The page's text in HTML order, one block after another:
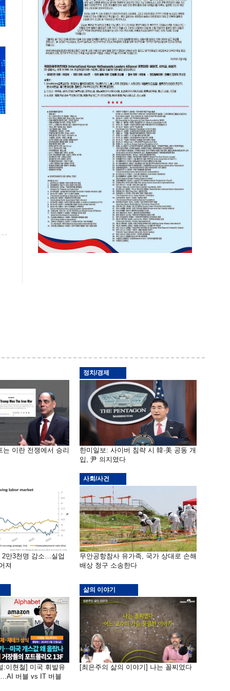
는 이란 전쟁에서 승리
정치/경제
한미일보: 사이버 침략 시 韓·美 공동 개
입, 尹 의지였다
2만3천명 감소…실업
져
사회/사건
무안공항참사 유가족, 국가 상대로 손해
배상 청구 소송한다
:이현철] 미국 휘발유
버블 vs IT 버블
삶의 이야기
[최은주의 삶의 이야기] 나는 꼴찌였다